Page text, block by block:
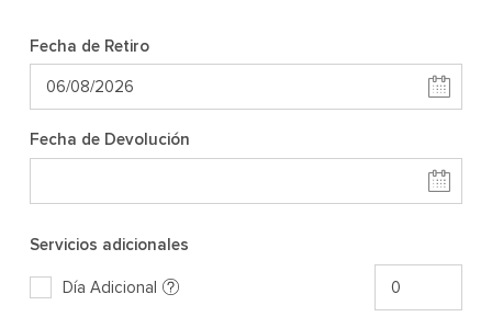
Fecha de Retiro
Fecha de Devolución
Servicios adicionales
Día Adicional